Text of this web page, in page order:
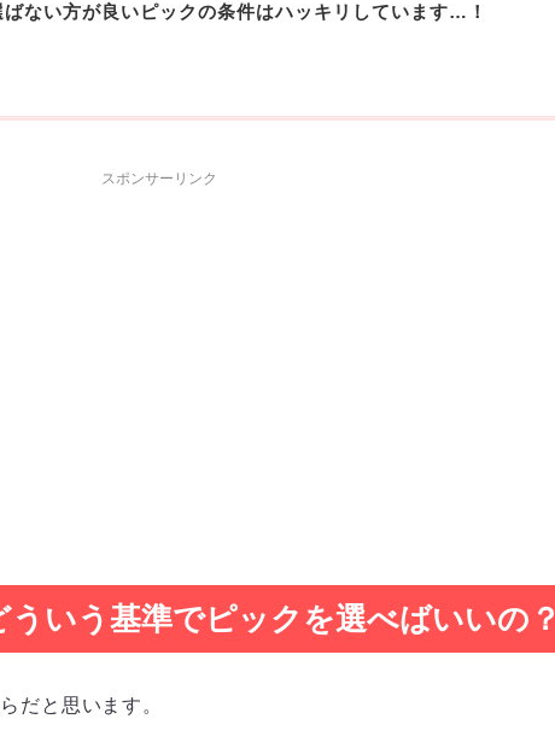
ない方が良いピックの条件はハッキリしています…！
スポンサーリンク
いう基準でピックを選べばいいの？
だと思います。